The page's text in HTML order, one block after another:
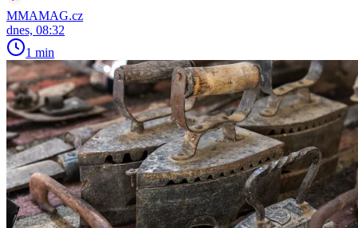
MMAMAG.cz
dnes, 08:32
1 min